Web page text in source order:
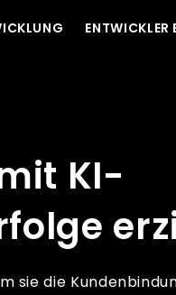
ENTWICKLER
KI-
sie die